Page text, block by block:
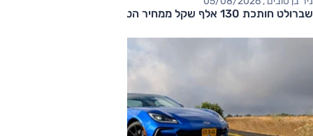
שברולט חותכת 130 אלף שקל ממחיר הטאהו